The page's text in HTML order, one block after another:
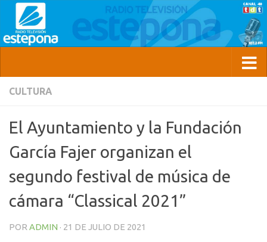
CULTURA
El Ayuntamiento y la Fundación
García Fajer organizan el
segundo festival de música de
cámara “Classical 2021”
POR ADMIN · 21 DE JULIO DE 2021